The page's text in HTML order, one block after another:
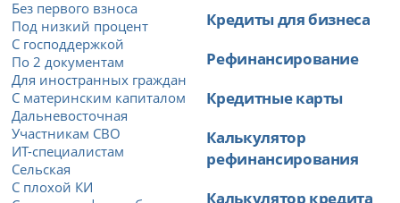
Без первого взноса
Под низкий процент
С господдержкой
По 2 документам
Для иностранных граждан
С материнским капиталом
Дальневосточная
Участникам СВО
ИТ-специалистам
Сельская
С плохой КИ
Кредиты для бизнеса
Рефинансирование
Кредитные карты
Калькулятор
рефинансирования
Калькулятор кредита